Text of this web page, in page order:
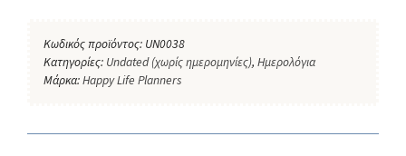
Κωδικός προϊόντος: UN0038
Κατηγορίες: Undated (χωρίς ημερομηνίες), Ημερολόγια
Μάρκα:Happy Life Planners